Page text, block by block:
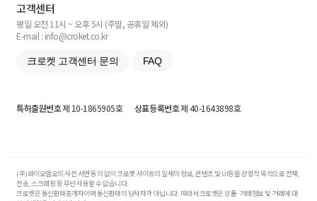
고객센터
평일 오전 11시 ~ 오후 5시 (주말, 공휴일 제외)
E-mail : info@croket.co.kr
크로켓 고객센터 문의 FAQ
특허출원번호제 10-1865905호 상표등록번호제 40-1643898호
(주)와이오엘오의 사전 서면 동의 없이 크로켓 사이트의 일체의 정보, 콘텐츠 및 UI등을 상업적 목적으로 전재,
전송, 스크래핑 등 무단 사용할 수 없습니다.
크로켓은 통신판매중개자이며 통신판매의 당사자가 아닙니다. 따라서 크로켓은 상품·거래정보 및 거래에 대